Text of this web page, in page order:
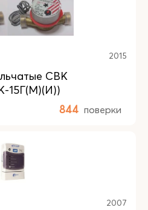
2015
СВК
15Г(М)(И))
844 поверки
2007